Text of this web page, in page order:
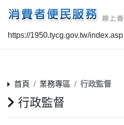
https://1950.tycg.gov.tw/index.asp
首頁 業務專區 行政監督
行政監督